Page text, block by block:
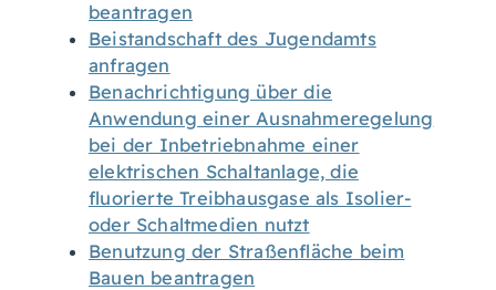
beantragen
Beistandschaft des Jugendamts
anfragen
Benachrichtigung über die
Anwendung einer Ausnahmeregelung
bei der Inbetriebnahme einer
elektrischen Schaltanlage, die
fluorierte Treibhausgase als Isolier-
oder Schaltmedien nutzt
Benutzung der Straßenfläche beim
Bauen beantragen